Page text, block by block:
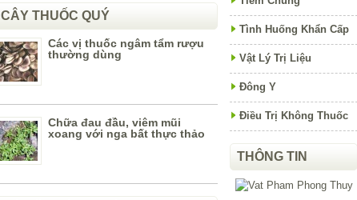
CÂY THUỐC QUÝ
Các vị thuốc ngâm tẩm rượu
thường dùng
Chữa đau đầu, viêm mũi
xoang với nga bất thực thảo
Tình Huống Khẩn Cấp
Vật Lý Trị Liệu
Đông Y
Điều Trị Không Thuốc
THÔNG TIN